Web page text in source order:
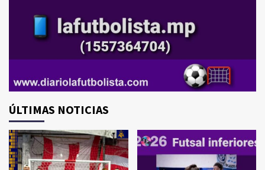
ÚLTIMAS NOTICIAS